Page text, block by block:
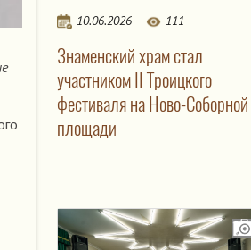
10.06.2026 111
Знаменский храм стал
участником II Троицкого
фестиваля на Ново-Соборной
площади